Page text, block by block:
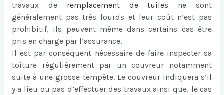
travaux de
remplacement de tuiles
ne sont
généralement pas très lourds et leur coût n’est pas
prohibitif, ils peuvent même dans certains cas être
pris en charge par l’assurance.
Il est par conséquent nécessaire de faire inspecter sa
toiture régulièrement par un couvreur notamment
suite à une grosse tempête. Le couvreur indiquera s’il
y a lieu ou pas d’effectuer des travaux ainsi que, le cas